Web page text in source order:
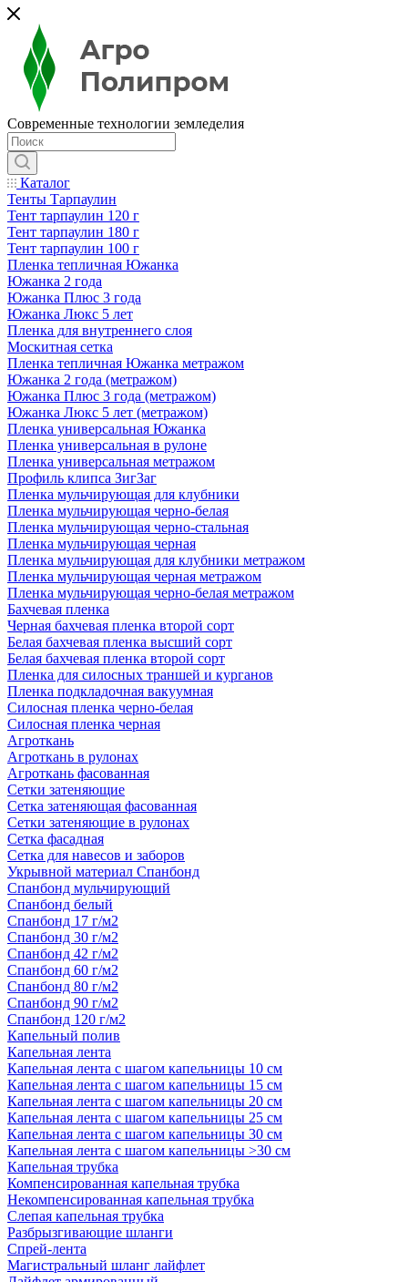
Современные технологии земледелия
Каталог
Тенты Тарпаулин
Тент тарпаулин 120 г
Тент тарпаулин 180 г
Тент тарпаулин 100 г
Пленка тепличная Южанка
Южанка 2 года
Южанка Плюс 3 года
Южанка Люкс 5 лет
Пленка для внутреннего слоя
Москитная сетка
Пленка тепличная Южанка метражом
Южанка 2 года (метражом)
Южанка Плюс 3 года (метражом)
Южанка Люкс 5 лет (метражом)
Пленка универсальная Южанка
Пленка универсальная в рулоне
Пленка универсальная метражом
Профиль клипса ЗигЗаг
Пленка мульчирующая для клубники
Пленка мульчирующая черно-белая
Пленка мульчирующая черно-стальная
Пленка мульчирующая черная
Пленка мульчирующая для клубники метражом
Пленка мульчирующая черная метражом
Пленка мульчирующая черно-белая метражом
Бахчевая пленка
Черная бахчевая пленка второй сорт
Белая бахчевая пленка высший сорт
Белая бахчевая пленка второй сорт
Пленка для силосных траншей и курганов
Пленка подкладочная вакуумная
Силосная пленка черно-белая
Силосная пленка черная
Агроткань
Агроткань в рулонах
Агроткань фасованная
Сетки затеняющие
Сетка затеняющая фасованная
Сетки затеняющие в рулонах
Сетка фасадная
Сетка для навесов и заборов
Укрывной материал Спанбонд
Спанбонд мульчирующий
Спанбонд белый
Спанбонд 17 г/м2
Спанбонд 30 г/м2
Спанбонд 42 г/м2
Спанбонд 60 г/м2
Спанбонд 80 г/м2
Спанбонд 90 г/м2
Спанбонд 120 г/м2
Капельный полив
Капельная лента
Капельная лента с шагом капельницы 10 см
Капельная лента с шагом капельницы 15 см
Капельная лента с шагом капельницы 20 см
Капельная лента с шагом капельницы 25 см
Капельная лента с шагом капельницы 30 см
Капельная лента с шагом капельницы >30 см
Капельная трубка
Компенсированная капельная трубка
Некомпенсированная капельная трубка
Слепая капельная трубка
Разбрызгивающие шланги
Спрей-лента
Магистральный шланг лайфлет